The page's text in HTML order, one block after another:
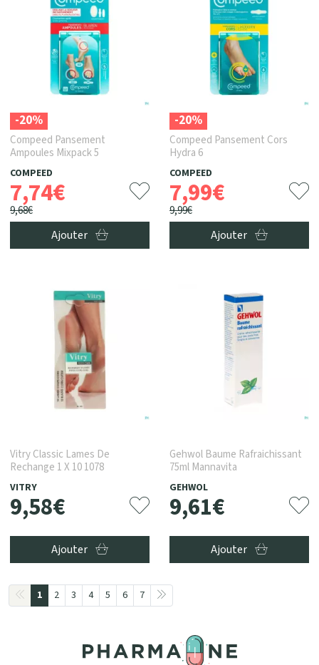
-20%
Compeed Pansement
Ampoules Mixpack 5
COMPEED
7,74€
9,68€
Ajouter
-20%
Compeed Pansement Cors
Hydra 6
COMPEED
7,99€
9,99€
Ajouter
Vitry Classic Lames De
Rechange 1 X 10 1078
VITRY
9,58€
Ajouter
Gehwol Baume Rafraichissant
75ml Mannavita
GEHWOL
9,61€
Ajouter
1 2 3 4 5 6 7